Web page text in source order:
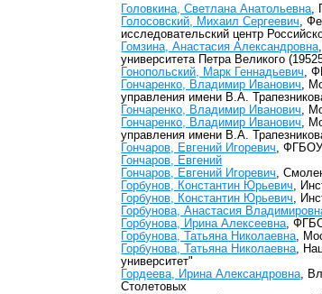
Головкина, Светлана Анатольевна,
Голосовский, Михаил Сергеевич,
исследовательский центр
Гомзина, Анастасия Александровна
университета Петра Великого
Гонопольский, Марк Геннадьевич,
Гончаренко, Владимир Иванович,
управления имени В.А.
Гончаренко, Владимир Иванович,
Гончаренко, Владимир Иванович,
управления имени В.А.
Гончаров, Евгений Игоревич, ФГБОУ
Гончаров, Евгений
Гончаров, Евгений Игоревич,
Горбунов, Константин Юрьевич,
Горбунов, Константин Юрьевич,
Горбунова, Анастасия
Горбунова, Ирина Алексеевна,
Горбунова, Татьяна Николаевна,
Горбунова, Татьяна Николаевна,
университет"
Гордеева, Ирина Александровна,
Столетовых